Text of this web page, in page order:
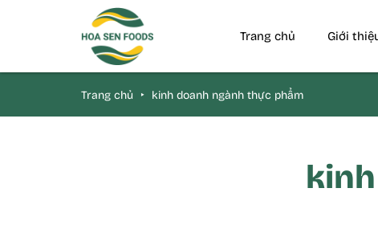
Trang chủ Giới
Trang chủ ‣ kinh doanh ngành thực phẩm